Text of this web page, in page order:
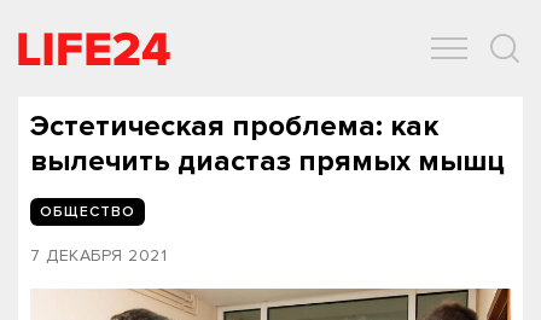
Эстетическая проблема: как
вылечить диастаз прямых мышц
ОБЩЕСТВО
7 ДЕКАБРЯ 2021